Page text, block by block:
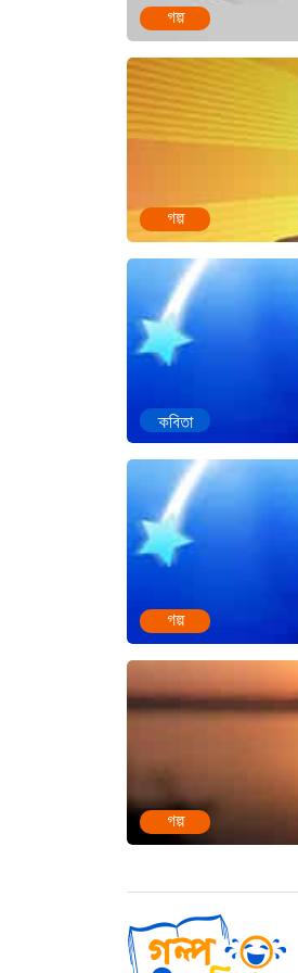
গল্প
গল্প
কবিতা
গল্প
গল্প